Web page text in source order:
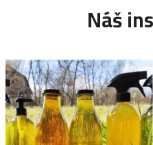
Náš